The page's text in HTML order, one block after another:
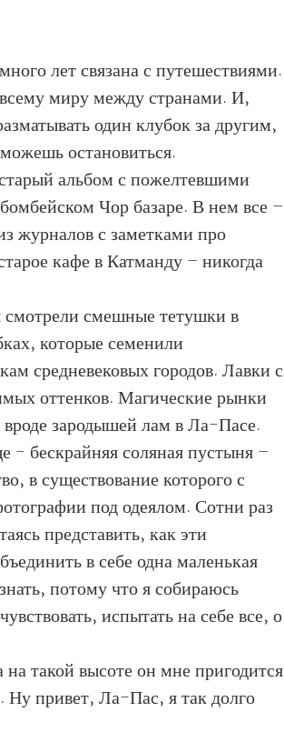
лет связана с путешествиями.
миру между странами. И,
один клубок за другим,
остановиться.
альбом с пожелтевшими
Чор базаре. В нем все –
журналов с заметками про
кафе в Катманду – никогда
смешные тетушки в
которые семенили
средневековых городов. Лавки с
оттенков. Магические рынки
зародышей лам в Ла-Пасе.
- бескрайняя соляная пустыня –
в существование которого с
под одеялом. Сотни раз
представить, как эти
в себе одна маленькая
потому что я собираюсь
испытать на себе все, о
такой высоте он мне пригодится
Ну привет, Ла-Пас, я так долго